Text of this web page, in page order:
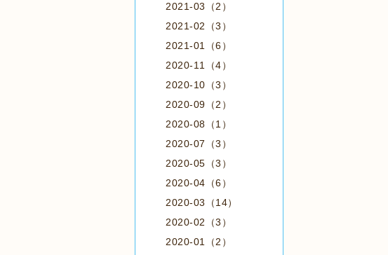
2021-03（2）
2021-02（3）
2021-01（6）
2020-11（4）
2020-10（3）
2020-09（2）
2020-08（1）
2020-07（3）
2020-05（3）
2020-04（6）
2020-03（14）
2020-02（3）
2020-01（2）